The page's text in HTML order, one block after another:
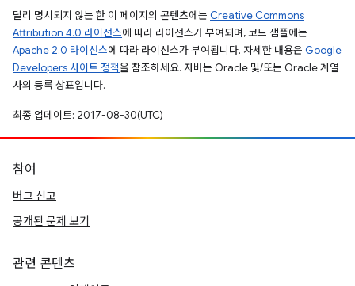
달리 명시되지 않는 한 이 페이지의 콘텐츠에는 Creative Commons
Attribution 4.0 라이선스에 따라 라이선스가 부여되며, 코드 샘플에는
Apache 2.0 라이선스에 따라 라이선스가 부여됩니다. 자세한 내용은 Google
Developers 사이트 정책을 참조하세요. 자바는 Oracle 및/또는 Oracle 계열
사의 등록 상표입니다.
최종 업데이트: 2017-08-30(UTC)
참여
버그 신고
공개된 문제 보기
관련 콘텐츠